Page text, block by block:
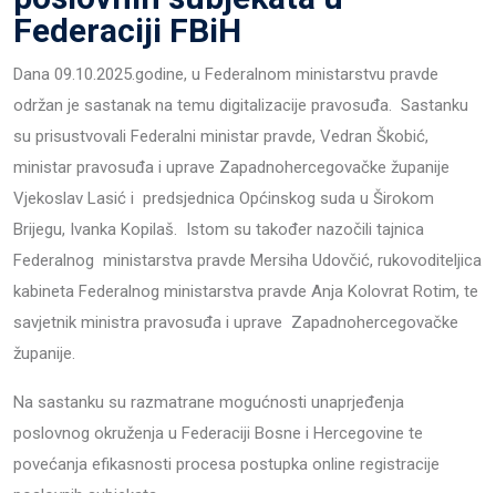
Federaciji FBiH
Dana 09.10.2025.godine, u Federalnom ministarstvu pravde
održan je sastanak na temu digitalizacije pravosuđa. Sastanku
su prisustvovali Federalni ministar pravde, Vedran Škobić,
ministar pravosuđa i uprave Zapadnohercegovačke županije
Vjekoslav Lasić i predsjednica Općinskog suda u Širokom
Brijegu, Ivanka Kopilaš. Istom su također nazočili tajnica
Federalnog ministarstva pravde Mersiha Udovčić, rukovoditeljica
kabineta Federalnog ministarstva pravde Anja Kolovrat Rotim, te
savjetnik ministra pravosuđa i uprave Zapadnohercegovačke
županije.
Na sastanku su razmatrane mogućnosti unaprjeđenja
poslovnog okruženja u Federaciji Bosne i Hercegovine te
povećanja efikasnosti procesa postupka online registracije